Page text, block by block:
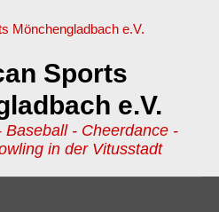
Sports
e.V.
- Cheerdance -
in der Vitusstadt